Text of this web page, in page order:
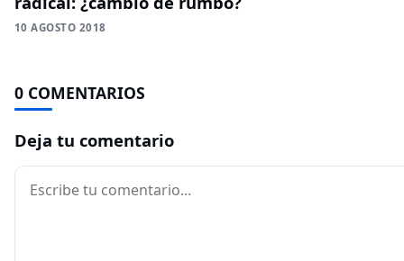
10 AGOSTO 2018
0 COMENTARIOS
Deja tu comentario
Comentario